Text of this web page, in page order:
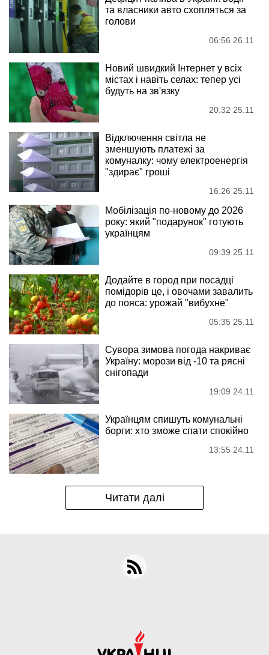
та власники авто схопляться за
голови
06:56 26.11
Новий швидкий Інтернет у всіх
містах і навіть селах: тепер усі
будуть на зв'язку
20:32 25.11
Відключення світла не
зменшують платежі за
комуналку: чому електроенергія
"здирає" гроші
16:26 25.11
Мобілізація по-новому до 2026
року: який "подарунок" готують
українцям
09:39 25.11
Додайте в город при посадці
помідорів це, і овочами завалить
до пояса: урожай "вибухне"
05:35 25.11
Сувора зимова погода накриває
Україну: морози від -10 та рясні
снігопади
19:09 24.11
Українцям спишуть комунальні
борги: хто зможе спати спокійно
13:55 24.11
Читати далі